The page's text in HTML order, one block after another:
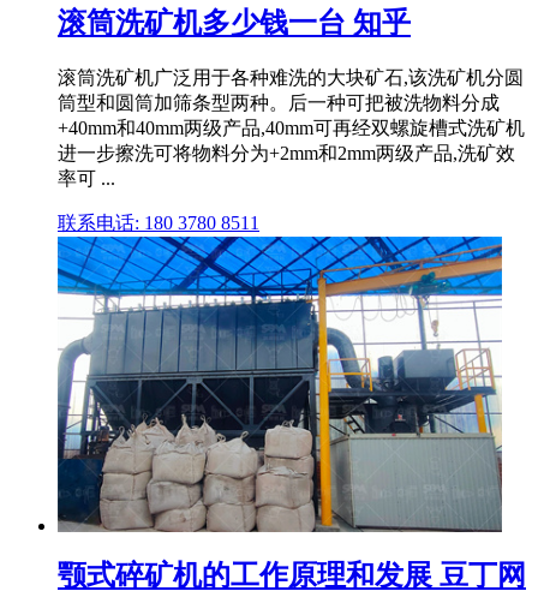
滚筒洗矿机多少钱一台 知乎
滚筒洗矿机广泛用于各种难洗的大块矿石,该洗矿机分圆
筒型和圆筒加筛条型两种。后一种可把被洗物料分成
+40mm和40mm两级产品,40mm可再经双螺旋槽式洗矿机
进一步擦洗可将物料分为+2mm和2mm两级产品,洗矿效
率可 ...
联系电话: 180 3780 8511
颚式碎矿机的工作原理和发展 豆丁网